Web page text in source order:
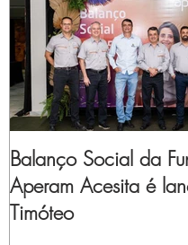
Balanço Social da
Aperam Acesita é
Timóteo